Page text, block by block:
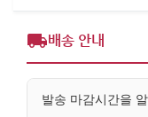
배송 안내
발송 마감시간을